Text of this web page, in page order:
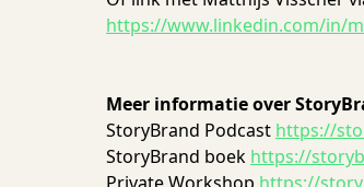
https://www.linkedin.com/in/
Meer informatie over
StoryBrand Podcast https://
StoryBrand boek https://